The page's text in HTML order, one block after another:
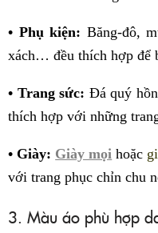
• Phụ kiện: Băng-đô,
xách… đều thích hợp để
• Trang sức: Đá quý
thích hợp với những
• Giày: Giày mọi hoặc
với trang phục chỉn chu
3. Màu áo phù hợp